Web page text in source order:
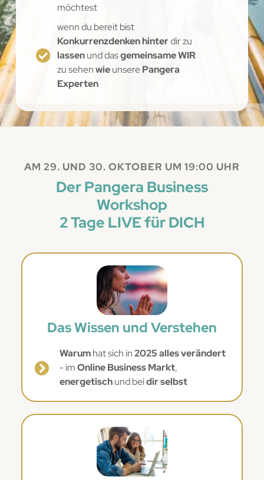
möchtest
wenn du bereit bist
Konkurrenzdenken hinterdir zu
lassenund dasgemeinsame WIR
zu sehenwieunserePangera
Experten
AM 29. UND 30. OKTOBER UM 19:00 UHR
Der Pangera Business
Workshop
2 Tage LIVE für DICH
Das Wissen und Verstehen
Warumhat sich in2025 alles verändert
- imOnline Business Markt,
energetischund beidir selbst